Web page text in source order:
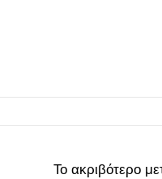
Το ακριβότερο